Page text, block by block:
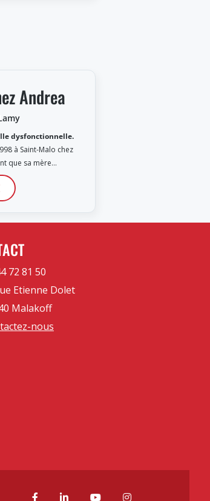
Andrea
dysfonctionnelle.
à Saint-Malo chez
que sa mère…
72 81 50
Etienne Dolet
Malakoff
nous